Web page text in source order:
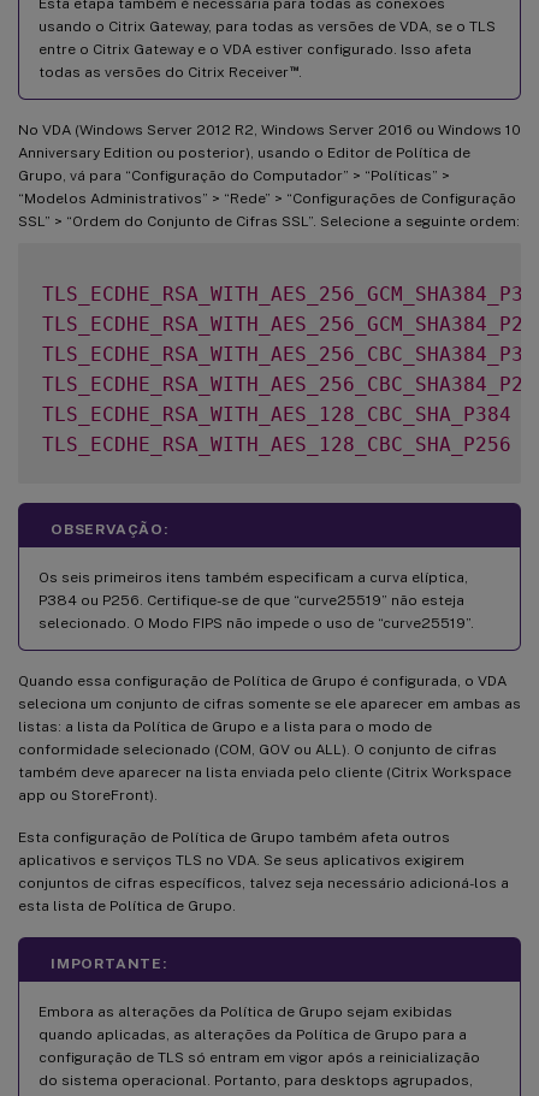
usando o Citrix Gateway, para todas as versões de VDA, se o TLS
entre o Citrix Gateway e o VDA estiver configurado. Isso afeta
todas as versões do Citrix Receiver™.
No VDA (Windows Server 2012 R2, Windows Server 2016 ou Windows 10
Anniversary Edition ou posterior), usando o Editor de Política de
Grupo, vá para “Configuração do Computador” > “Políticas” >
“Modelos Administrativos” > “Rede” > “Configurações de Configuração
SSL” > “Ordem do Conjunto de Cifras SSL”. Selecione a seguinte ordem:
TLS_ECDHE_RSA_WITH_AES_128_CBC_SHA_P384
TLS_ECDHE_RSA_WITH_AES_128_CBC_SHA_P256
OBSERVAÇÃO:
Os seis primeiros itens também especificam a curva elíptica,
P384 ou P256. Certifique-se de que “curve25519” não esteja
selecionado. O Modo FIPS não impede o uso de “curve25519”.
Quando essa configuração de Política de Grupo é configurada, o VDA
seleciona um conjunto de cifras somente se ele aparecer em ambas as
listas: a lista da Política de Grupo e a lista para o modo de
conformidade selecionado (COM, GOV ou ALL). O conjunto de cifras
também deve aparecer na lista enviada pelo cliente (Citrix Workspace
app ou StoreFront).
Esta configuração de Política de Grupo também afeta outros
aplicativos e serviços TLS no VDA. Se seus aplicativos exigirem
conjuntos de cifras específicos, talvez seja necessário adicioná-los a
esta lista de Política de Grupo.
IMPORTANTE:
Embora as alterações da Política de Grupo sejam exibidas
quando aplicadas, as alterações da Política de Grupo para a
configuração de TLS só entram em vigor após a reinicialização
do sistema operacional. Portanto, para desktops agrupados,